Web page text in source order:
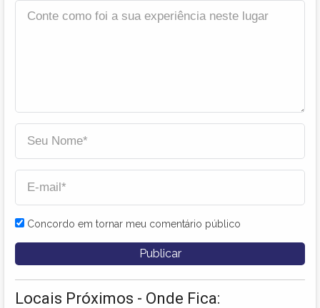
Concordo em tornar meu comentário público
Locais Próximos - Onde Fica: